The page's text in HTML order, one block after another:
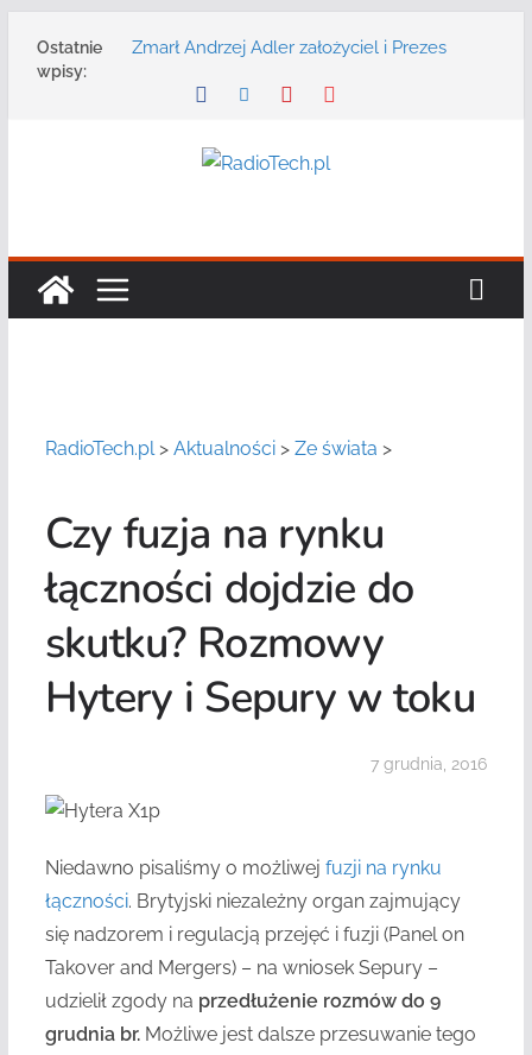
Ostatnie
wpisy:
Zmarł Andrzej Adler założyciel i Prezes
Radmor – największy polski producent
DGT wraz z partnerami zaprasza na
konferencję: „Bezpieczeństwo,
bezpieczeństwa publicznego usługę
RadioTech.pl> Aktualności> Ze świata >
Czy fuzja na rynku
łączności dojdzie do
skutku? Rozmowy
Hytery i Sepury w toku
7 grudnia, 2016
Niedawno pisaliśmy o możliwej fuzji na rynku
łączności. Brytyjski niezależny organ zajmujący
się nadzorem i regulacją przejęć i fuzji (Panel on
Takover and Mergers) – na wniosek Sepury –
udzielił zgody na przedłużenie rozmów do 9
grudnia br.Możliwe jest dalsze przesuwanie tego